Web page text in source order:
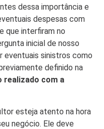
dessa importância e
despesas com
que interfiram no
inicial de nosso
eventuais sinistros como
definido na
realizado com a
esteja atento na hora
negócio. Ele deve